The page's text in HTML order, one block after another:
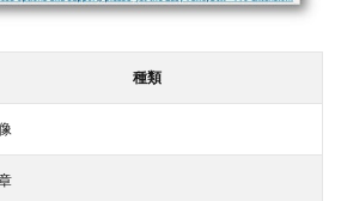
種類